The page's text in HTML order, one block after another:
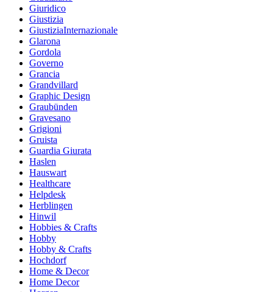
Giuridico
Giustizia
GiustiziaInternazionale
Glarona
Gordola
Governo
Grancia
Grandvillard
Graphic Design
Graubünden
Gravesano
Grigioni
Gruista
Guardia Giurata
Haslen
Hauswart
Healthcare
Helpdesk
Herblingen
Hinwil
Hobbies & Crafts
Hobby
Hobby & Crafts
Hochdorf
Home & Decor
Home Decor